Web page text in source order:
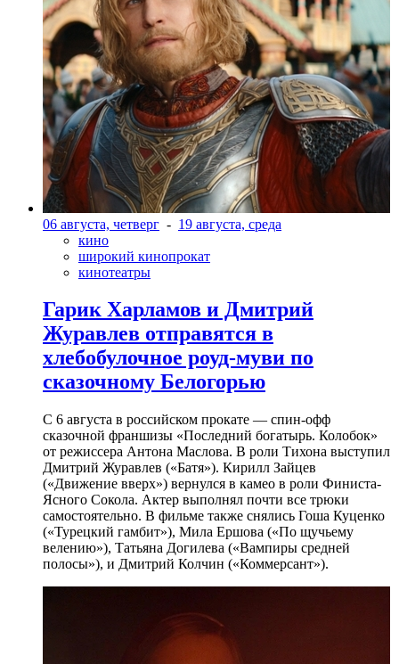
06 августа, четверг - 19 августа, среда
кино
широкий кинопрокат
кинотеатры
Гарик Харламов и Дмитрий
Журавлев отправятся в
хлебобулочное роуд-муви по
сказочному Белогорью
С 6 августа в российском прокате — спин-офф
сказочной франшизы «Последний богатырь. Колобок»
от режиссера Антона Маслова. В роли Тихона выступил
Дмитрий Журавлев («Батя»). Кирилл Зайцев
(«Движение вверх») вернулся в камео в роли Финиста-
Ясного Сокола. Актер выполнял почти все трюки
самостоятельно. В фильме также снялись Гоша Куценко
(«Турецкий гамбит»), Мила Ершова («По щучьему
велению»), Татьяна Догилева («Вампиры средней
полосы»), и Дмитрий Колчин («Коммерсант»).